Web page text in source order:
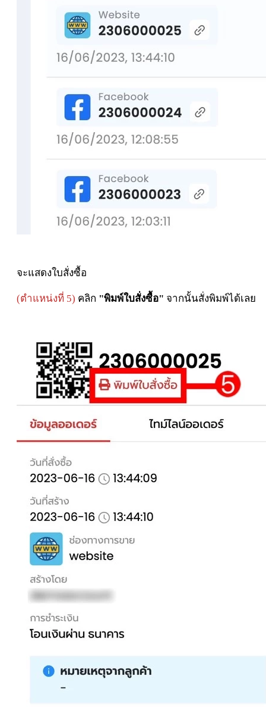
จะแสดงใบสั่งซื้อ
(ตำแหน่งที่ 5) คลิก "พิมพ์ใบสั่งซื้อ" จากนั้นสั่งพิมพ์ได้เลย